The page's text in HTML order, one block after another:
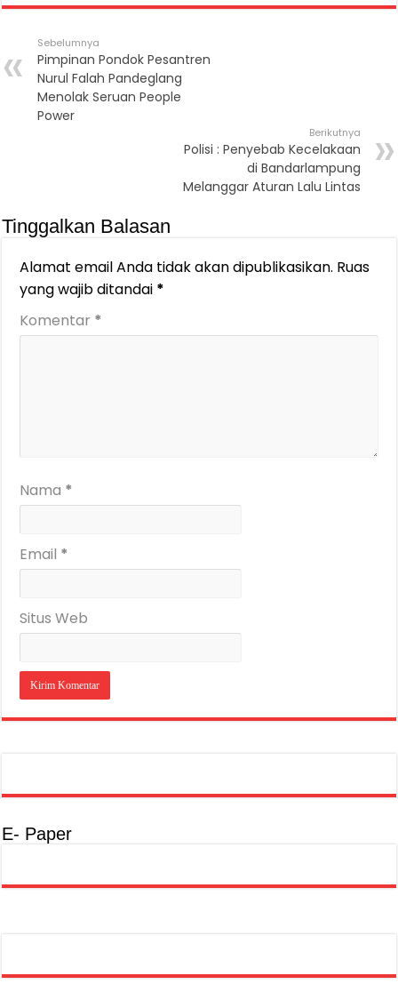
Sebelumnya
Pimpinan Pondok Pesantren
Nurul Falah Pandeglang
Menolak Seruan People
Power
Berikutnya
Polisi : Penyebab Kecelakaan
di Bandarlampung
Melanggar Aturan Lalu Lintas
Tinggalkan Balasan
Alamat email Anda tidak akan dipublikasikan. Ruas
yang wajib ditandai *
Komentar *
Nama *
Email *
Situs Web
E- Paper